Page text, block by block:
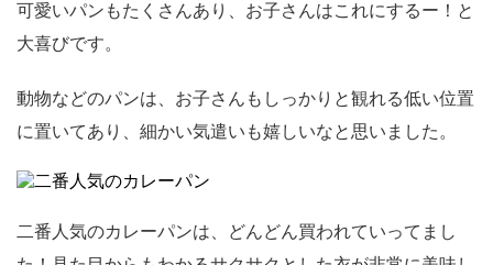
可愛いパンもたくさんあり、お子さんはこれにするー！と
大喜びです。
動物などのパンは、お子さんもしっかりと観れる低い位置
に置いてあり、細かい気遣いも嬉しいなと思いました。
二番人気のカレーパンは、どんどん買われていってまし